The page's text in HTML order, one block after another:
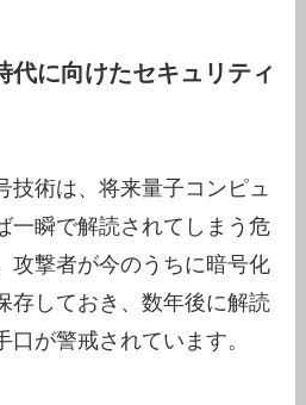
代に向けたセキュリティ
技術は、将来量子コンピュ
一瞬で解読されてしまう危
攻撃者が今のうちに暗号化
存しておき、数年後に解読
が警戒されています。